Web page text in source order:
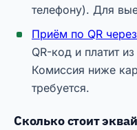
телефону). Для
Приём по QR
QR-код и платит
Комиссия ниже
требуется.
Сколько стоит